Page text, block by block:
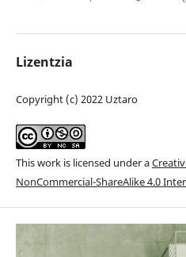
Lizentzia
Copyright (c) 2022 Uztaro
This work is licensed under a
NonCommercial-ShareAlike 4.0